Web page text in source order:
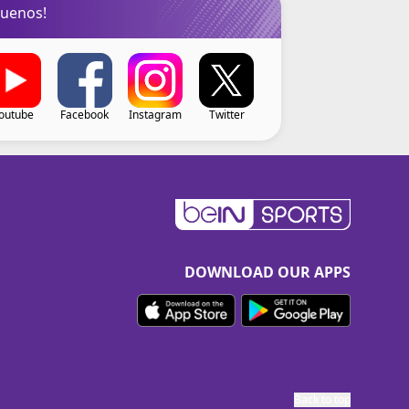
Facebook Instagram Twitter
DOWNLOAD OUR APPS